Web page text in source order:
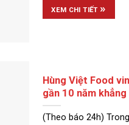
XEM CHI TIẾT »
Hùng Việt Food
gần 10 năm
(Theo báo 24h)